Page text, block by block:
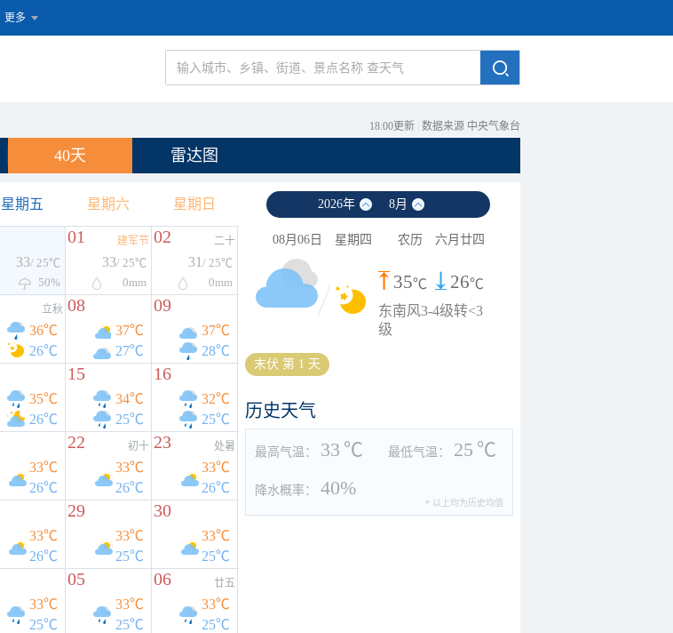
更多
18:00更新 数据来源 中央气象台
40天 雷达图
星期五 星期六 星期日
33/ 25℃
50%
01 建军节
33/ 25℃
0mm
02 二十
31 / 25℃
0mm
立秋
36℃
26℃
08
37℃
27℃
09
37℃
28℃
35℃
26℃
15
34℃
25℃
16
32℃
25℃
33℃
26℃
22 初十
33℃
26℃
23 处暑
33℃
26℃
33℃
26℃
29
33℃
25℃
30
33℃
25℃
33℃
25℃
05
33℃
25℃
06 廿五
33℃
25℃
2026年 8月
08月06日 星期四 农历 六月廿四
35℃ 26℃
东南风3-4级转<3
级
末伏 第 1 天
历史天气
最高气温： 33 ℃ 最低气温： 25 ℃
降水概率： 40%
* 以上均为历史均值